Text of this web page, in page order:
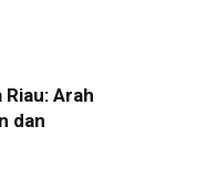
Arah
dan